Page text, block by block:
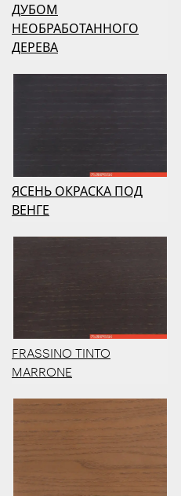
ДУБОМ
НЕОБРАБОТАННОГО
ДЕРЕВА
ЯСЕНЬ ОКРАСКА ПОД
ВЕНГЕ
FRASSINO TINTO
MARRONE